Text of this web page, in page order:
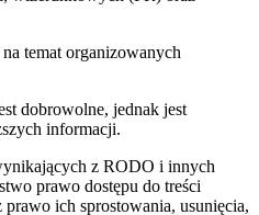
temat organizowanych
dobrowolne, jednak jest
informacji.
z RODO i innych
prawo dostępu do treści
ich sprostowania, usunięcia,